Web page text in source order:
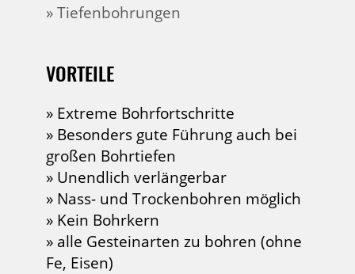
» Tiefenbohrungen
VORTEILE
» Extreme Bohrfortschritte
» Besonders gute Führung auch bei
großen Bohrtiefen
» Unendlich verlängerbar
» Nass- und Trockenbohren möglich
» Kein Bohrkern
» alle Gesteinarten zu bohren (ohne
Fe, Eisen)